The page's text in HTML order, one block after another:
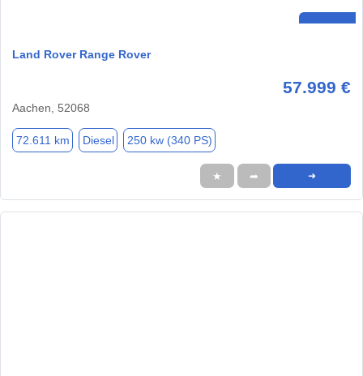
Land Rover Range Rover
57.999 €
Aachen, 52068
72.611 km Diesel 250 kw (340 PS)
★ ➦ ➜